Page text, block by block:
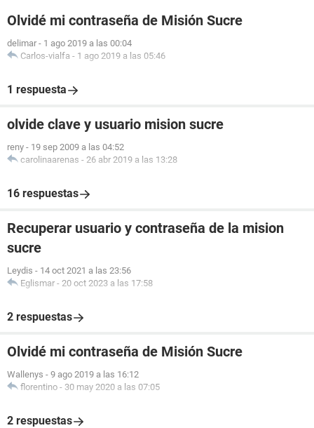
Olvidé mi contraseña de Misión Sucre
delimar - 1 ago 2019 a las 00:04
Carlos-vialfa - 1 ago 2019 a las 05:46
1 respuesta
olvide clave y usuario mision sucre
reny - 19 sep 2009 a las 04:52
carolinaarenas - 26 abr 2019 a las 13:28
16 respuestas
Recuperar usuario y contraseña de la mision
sucre
Leydis - 14 oct 2021 a las 23:56
Eglismar - 20 oct 2023 a las 17:58
2 respuestas
Olvidé mi contraseña de Misión Sucre
Wallenys - 9 ago 2019 a las 16:12
florentino - 30 may 2020 a las 07:05
2 respuestas